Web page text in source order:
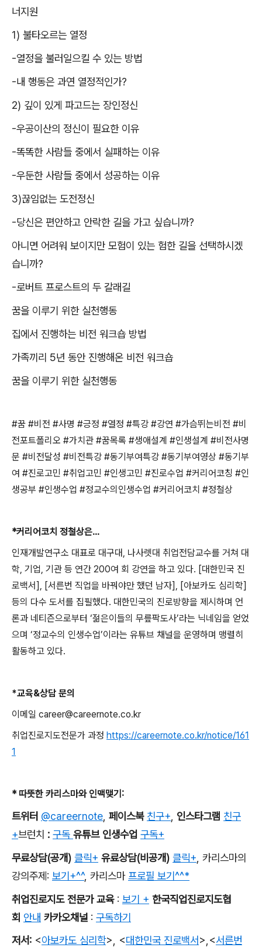
너지원
1) 불타오르는 열정
-열정을 불러일으킬 수 있는 방법
-내 행동은 과연 열정적인가?
2) 깊이 있게 파고드는 장인정신
-우공이산의 정신이 필요한 이유
-똑똑한 사람들 중에서 실패하는 이유
-우둔한 사람들 중에서 성공하는 이유
3)끊임없는 도전정신
-당신은 편안하고 안락한 길을 가고 싶습니까?
아니면 어려워 보이지만 모험이 있는 험한 길을 선택하시겠
습니까?
-로버트 프로스트의 두 갈래길
꿈을 이루기 위한 실천행동
집에서 진행하는 비전 워크숍 방법
가족끼리 5년 동안 진행해온 비전 워크숍
꿈을 이루기 위한 실천행동
#꿈 #비전 #사명 #긍정 #열정 #특강 #강연 #가슴뛰는비전 #비
전포트폴리오 #가치관 #꿈목록 #생애설계 #인생설계 #비전사명
문 #비전달성 #비전특강 #동기부여특강 #동기부여영상 #동기부
여 #진로고민 #취업고민 #인생고민 #진로수업 #커리어코칭 #인
생공부 #인생수업 #정교수의인생수업 #커리어코치 #정철상
*커리어코치 정철상은...
인재개발연구소 대표로 대구대 나사렛대 취업전담교수를 거쳐 대
학 기업 기관 등 연간 200여 회 강연을 하고 있다. [대한민국 진
로백서], [서른번 직업을 바꿔야만 했던 남자], [아보카도 심리학]
등의 다수 도서를 집필했다. 대한민국의 진로방향을 제시하며 언
론과 네티즌으로부터 ‘젊은이들의 무릎팍도사’라는 닉네임을 얻었
으며 ‘정교수의 인생수업’이라는 유튜브 채널을 운영하며 맹렬히
활동하고 있다.
*교육&상담 문의
이메일 career@careernote.co.kr
취업진로지도전문가 과정 https://careernote.co.kr/notice/161
1
* 따뜻한 카리스마와 인맥맺기 :
트위터 @careernote 페이스북 친구+ 인스타그램 친구
+브런치 : 구독 유튜브 인생수업 구독+
무료상담(공개) 클릭+ 유료상담(비공개) 클릭+ 카리스마의
강의주제: 보기+^^, 카리스마 프로필 보기^^*
취업진로지도 전문가 교육 : 보기 + 한국직업진로지도협
회 안내 카카오채널 : 구독하기
저서: <아보카도 심리학>, <대한민국 진로백서>,<서른번